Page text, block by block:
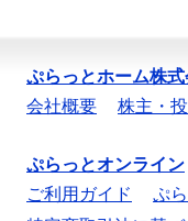
ぷらっとホーム株
会社概要
株主・
ぷらっとオンライン
ご利用ガイド
ぷ